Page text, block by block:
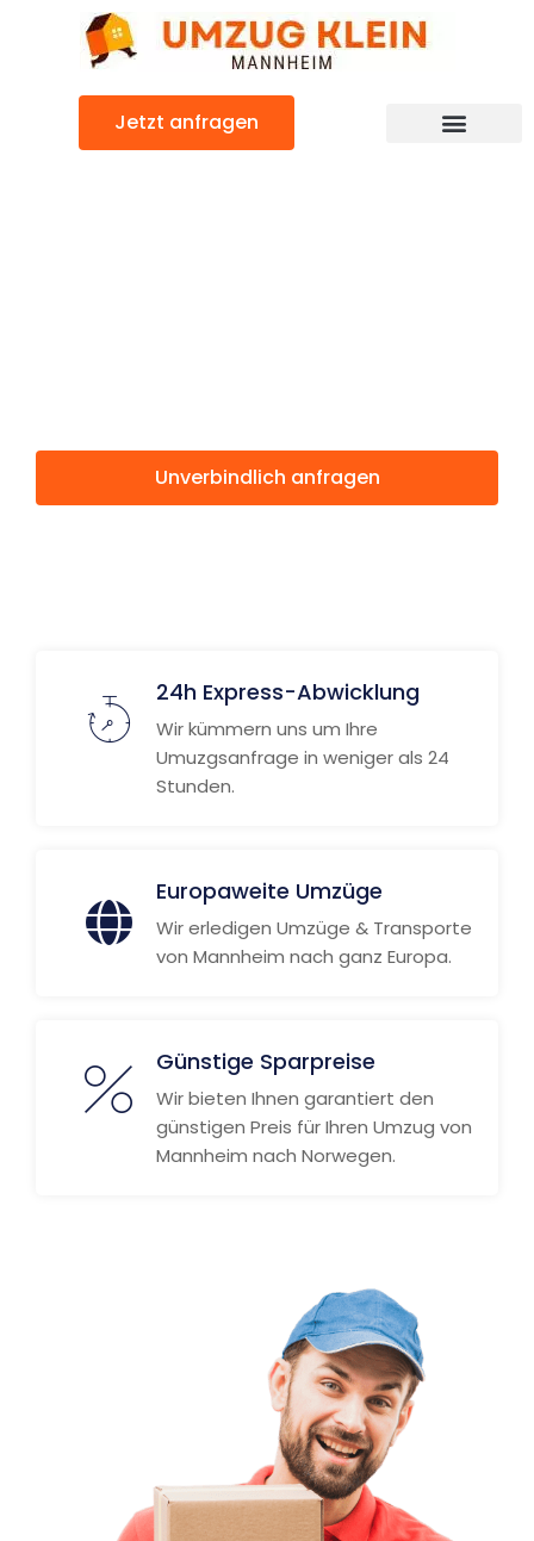
Jetzt anfragen
Unverbindlich anfragen
24h Express-Abwicklung
Wir kümmern uns um Ihre
Umuzgsanfrage in weniger als 24
Stunden.
Europaweite Umzüge
Wir erledigen Umzüge & Transporte
von Mannheim nach ganz Europa.
Günstige Sparpreise
Wir bieten Ihnen garantiert den
günstigen Preis für Ihren Umzug von
Mannheim nach Norwegen.